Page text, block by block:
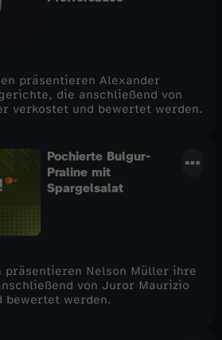
präsentieren Alexander
die anschließend von
verkostet und bewertet werden.
Pochierte Bulgur-
Praline mit
Spargelsalat
präsentieren Nelson Müller ihre
von Juror Maurizio
bewertet werden.